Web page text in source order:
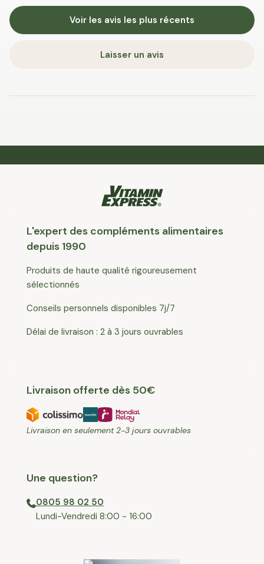
Voir les avis les plus récents
Laisser un avis
L'expert des compléments alimentaires
depuis 1990
Produits de haute qualité rigoureusement
sélectionnés
Conseils personnels disponibles 7j/7
Délai de livraison : 2 à 3 jours ouvrables
Livraison offerte dès 50€
Livraison en seulement 2-3 jours ouvrables
Une question?
0805 98 02 50
⁠Lundi-Vendredi 8:00 - 16:00